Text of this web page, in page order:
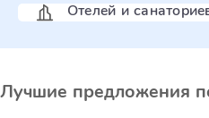
Отелей и
Лучшие предложения